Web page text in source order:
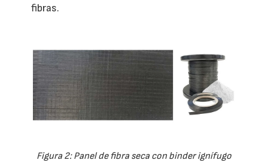
fibras.
Figura 2: Panel de fibra seca con binder ignífugo